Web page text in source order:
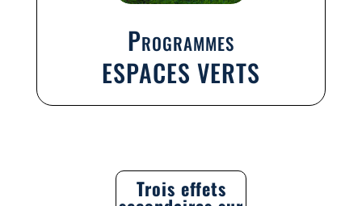
Programmes
ESPACES VERTS
Trois effets